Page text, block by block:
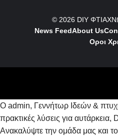
© 2026 DIY
News FeedAbout Us
Οροι
Ο admin, Γεννήτωρ Ιδεών &
πρακτικές λύσεις για
Ανακαλύψτε την ομάδα μας και